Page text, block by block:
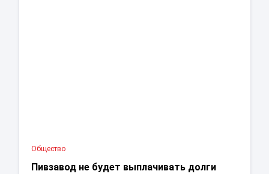
Общество
Пивзавод не будет выплачивать долги